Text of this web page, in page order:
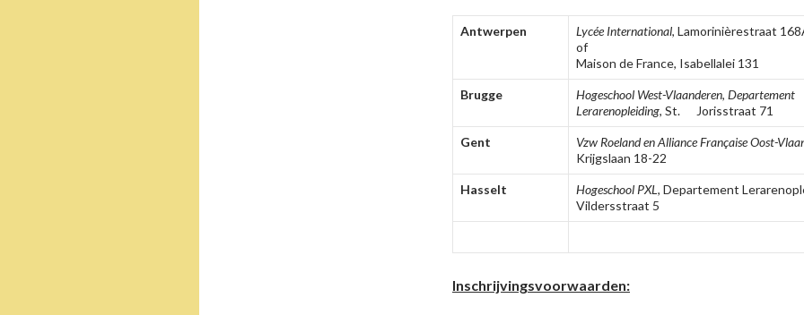
Antwerpen Lycée International, Lamorinièrestraat
of
Maison de France, Isabellalei 131
Brugge Hogeschool West-Vlaanderen, Departement
Lerarenopleiding, St. Jorisstraat 71
Gent Vzw Roeland en Alliance Française Oost-
Krijgslaan 18-22
Hasselt Hogeschool PXL, Departement
Vildersstraat 5
Inschrijvingsvoorwaarden: